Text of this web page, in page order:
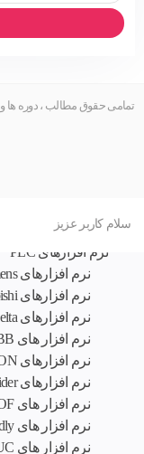
تمامی حقوق مطالب ، دوره
سلام کاربر عزیز
نرم افزار های تخصصی
نرم افزارهای PLC
نرم افزارهای PLC Siemens
نرم افزارهای PLC Mitsubishi
نرم‌ افزارهای PLC Delta
نرم افزار های PLC ABB
نرم افزارهای PLC OMRON
نرم افزارهای PLC Schneider
نرم افزار های PLC BECKHOF
نرم افزار های PLC Allen Bradly
نرم افزار های PLC FANUC